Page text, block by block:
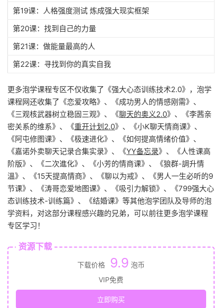
第19课：人格强度测试 炼成强大现实框架
第20课：找到自己的力量
第21课：做能量最高的人
第22课：寻找到你的真实自我
更多泡学课程专区不仅收集了《强大心态训练技术2.0》，泡学
课程网还收集了《恋爱攻略》、《成功男人的情感刚需》、
《三观核武器树立稳固三观》、《聊天的奥义2.0》、《李茜亲
密关系的维系》、《重开计划2.0》、《小K聊天情商课》、
《阿屯修图课》、《极速进化》、《如何提高情绪价值》、
《嘉诺外卖聊天记录合集实录》、《YY备忘录》、《人性课高
阶版》、《二次進化》、《小芳的情商课》、《狼群-調升情‬
溫》、《15天提高情商》、《聊以为戒》、《男人一生必听的9
节课》、《涛哥恋爱地图课》、《吸引力解锁》、《799强大心
态训练技术-训练篇》、《结婚课》等其他泡学团队及导师的泡
学资料，对这部分课程感兴趣的兄弟，可以前往更多泡学课程
专区学习！
资源下载
下载价格 9.9 泡币
VIP免费
立即购买